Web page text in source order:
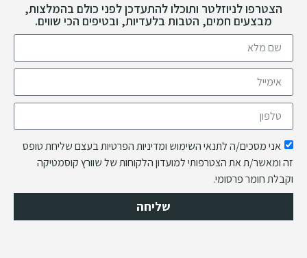
הצטרפו לניוזלטר ותוכלו להתעדכן לפני כולם בהמלצות,
מבצעים חמים, הטבות בלעדיות, ובטיפים הכי שווים.
אני מסכים/ה לתנאי השימוש ומדיניות הפרטיות בעצם שליחת טופס
זה ומאשר/ת את הצטרפותי למועדון הלקוחות של שוורץ קוסמטיקה
וקבלת חומר פרסומי.
שליחה